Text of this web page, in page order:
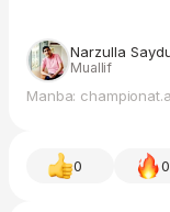
Narzulla
Muallif
Manba:
0 0